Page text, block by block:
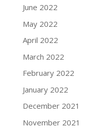
June 2022
May 2022
April 2022
March 2022
February 2022
January 2022
December 2021
November 2021